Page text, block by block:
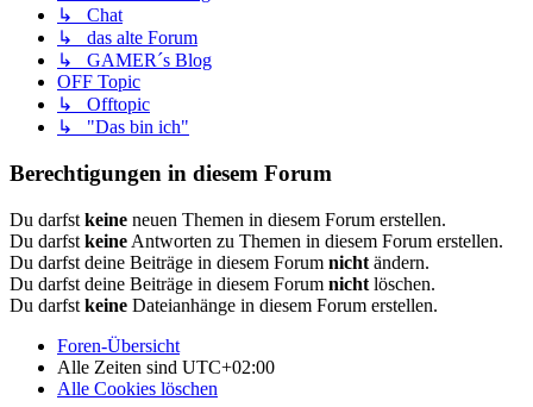
↳ Chat
↳ das alte Forum
↳ GAMER´s Blog
OFF Topic
↳ Offtopic
↳ "Das bin ich"
Berechtigungen in diesem Forum
Du darfst keine neuen Themen in diesem Forum erstellen.
Du darfst keine Antworten zu Themen in diesem Forum erstellen.
Du darfst deine Beiträge in diesem Forum nicht ändern.
Du darfst deine Beiträge in diesem Forum nicht löschen.
Du darfst keine Dateianhänge in diesem Forum erstellen.
Foren-Übersicht
Alle Zeiten sind UTC+02:00
Alle Cookies löschen